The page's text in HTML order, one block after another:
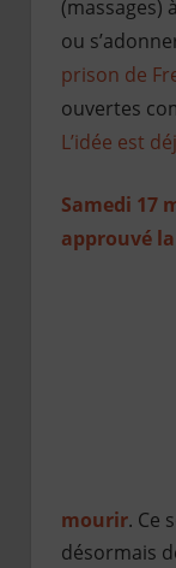
(massages)
ou
prison de
ouvertes
L’idée est
Samedi 17
approuvé
mourir. Ce
désormais